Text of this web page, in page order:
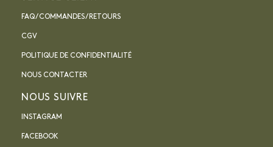
FAQ / COMMANDES / RETOURS
CGV
POLITIQUE DE CONFIDENTIALITÉ
NOUS CONTACTER
NOUS SUIVRE
INSTAGRAM
FACEBOOK